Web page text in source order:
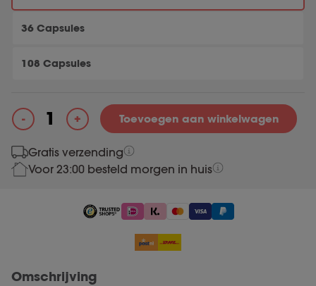
36 Capsules
108 Capsules
Gratis verzending
Voor 23:00 besteld morgen in huis
-
Fructase aantal
+ Toevoegen aan winkelwagen
Omschrijving